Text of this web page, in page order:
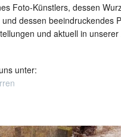
Foto-Künstlers, dessen
dessen beeindruckendes
und aktuell in unserer
unter: